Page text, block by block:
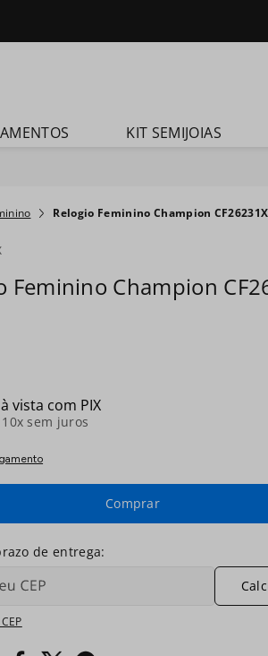
KIT SEMIJOIAS
Relogio Feminino Champion CF26231X
Feminino Champion
vista com PIX
10x sem juros
Comprar